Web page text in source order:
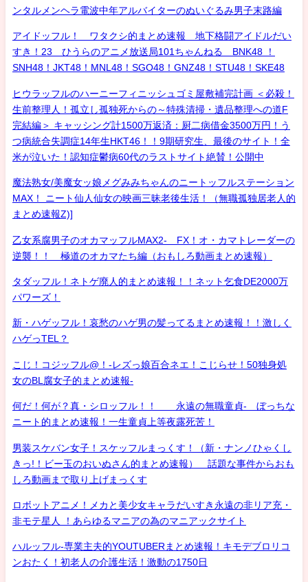
ンタルメンヘラ電波中年アルバイターのぬいぐるみ男子末路編
アイドッフル！ ワタクシ的まとめ速報 地下格闘アイドルだい
すき！23 ひうらのアニメ放送局101ちゃんねる BNK48 ！
SNH48！JKT48！MNL48！SGO48！GNZ48！STU48！SKE48
ヒウラッフルのハーニーフィニッシュゴミ屋敷補完計画 ＜必殺！
生前整理人！孤立し孤独死からの～特殊清掃・遺品整理への道F
完結編＞ キャッシング計1500万返済：厨二病借金3500万円！う
つ病統合失調症14年生HKT46！！9期研究生、最後のサイト！全
米が泣いた！認知症鬱病60代のラストサイト絶賛！公開中
魔法熟女/美魔女ッ娘メグみみちゃんのニートッフルステーション
MAX！ ニート仙人仙女の映画三昧老後生活！（無職孤独居老人的
まとめ速報Z)]
乙女系腐男子のオカマッフルMAX2- FX！オ・カマトレーダーの
逆襲！！ 極道のオカマたち編（おもしろ動画まとめ速報）
タダッフル！ネトゲ廃人的まとめ速報！！ネット乞食DE2000万
パワーズ！
新・ハゲッフル！哀愁のハゲ男の髪ってるまとめ速報！！激しく
ハゲっTEL？
こじ！コジッフル@！-レズっ娘百合ネエ！こじらせ！50独身処
女のBL腐女子的まとめ速報-
何だ！何が？真・シロッフル！！ 永遠の無職童貞- ぼっちな
ニート的まとめ速報！一生童貞上等夜露死苦！
男装スケバン女子！スケッフルまっくす！（新・ナンノひゃくし
きっ!！ビー玉のおいぬさん的まとめ速報） 話題な事件からおも
しろ動画まで取り上げまっくす
ロボットアニメ！メカと美少女キャラだいすき永遠の非リア充・
非モテ星人 ！あらゆるマニアの為のマニアックサイト
ハルッフル-専業主夫的YOUTUBERまとめ速報！キモデブロリコ
ンおたく！初老人の介護生活！激動の1750日